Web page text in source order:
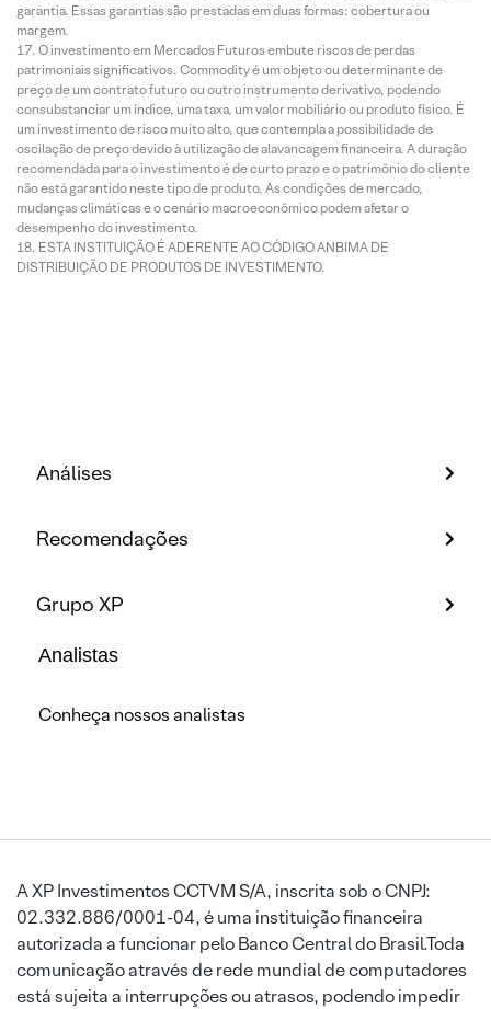
garantia. Essas garantias são prestadas em duas formas: cobertura ou
margem.
O investimento em Mercados Futuros embute riscos de perdas
patrimoniais significativos. Commodity é um objeto ou determinante de
preço de um contrato futuro ou outro instrumento derivativo, podendo
consubstanciar um índice, uma taxa, um valor mobiliário ou produto físico. É
um investimento de risco muito alto, que contempla a possibilidade de
oscilação de preço devido à utilização de alavancagem financeira. A duração
recomendada para o investimento é de curto prazo e o patrimônio do cliente
não está garantido neste tipo de produto. As condições de mercado,
mudanças climáticas e o cenário macroeconômico podem afetar o
desempenho do investimento.
ESTA INSTITUIÇÃO É ADERENTE AO CÓDIGO ANBIMA DE
DISTRIBUIÇÃO DE PRODUTOS DE INVESTIMENTO.
Análises
Recomendações
Grupo XP
Analistas
Conheça nossos analistas
A XP Investimentos CCTVM S/A, inscrita sob o CNPJ:
02.332.886/0001-04, é uma instituição financeira
autorizada a funcionar pelo Banco Central do Brasil.Toda
comunicação através de rede mundial de computadores
está sujeita a interrupções ou atrasos, podendo impedir